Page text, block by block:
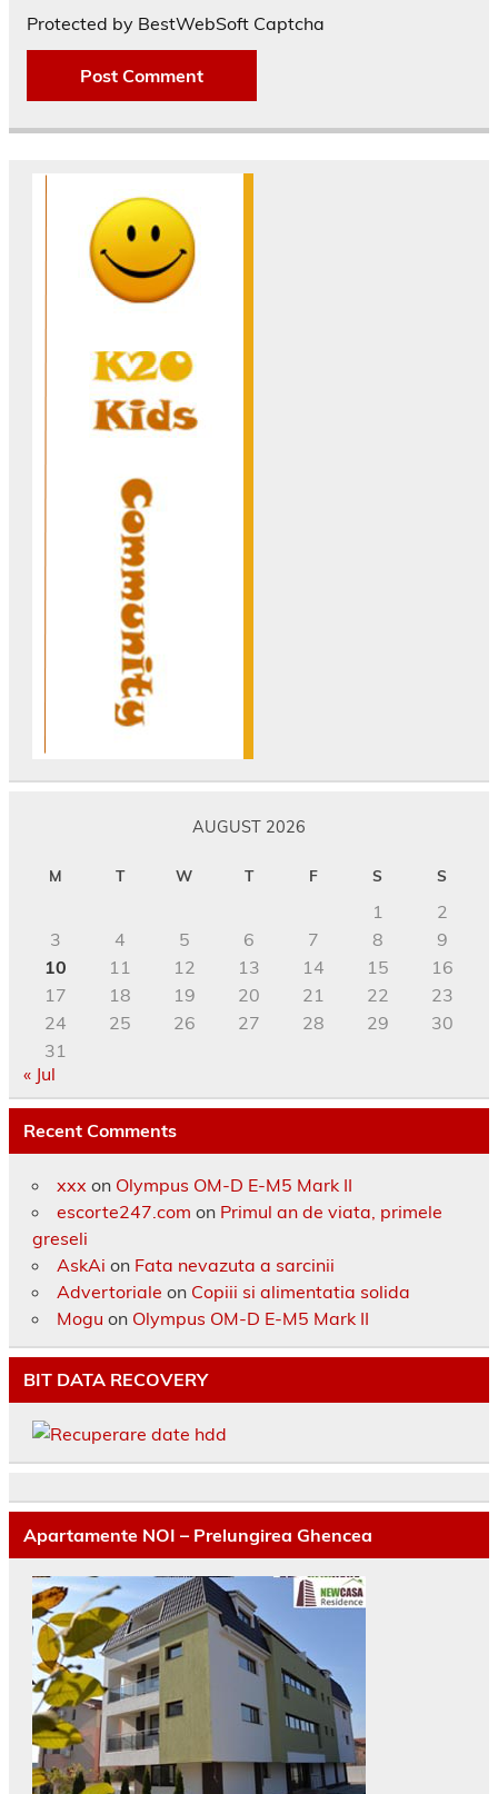
Protected by BestWebSoft Captcha
AUGUST 2026
M T W T F S S
1
2
3
4 5 6 7 8
9
10
11 12 13 14 15
16
17
18 19 20 21 22
23
24
25 26 27 28 29
30
31
« Jul
Recent Comments
xxx on Olympus OM-D E-M5 Mark II
escorte247.com on Primul an de viata, primele
greseli
AskAi on Fata nevazuta a sarcinii
Advertoriale on Copiii si alimentatia solida
Mogu on Olympus OM-D E-M5 Mark II
BIT DATA RECOVERY
Apartamente NOI – Prelungirea Ghencea